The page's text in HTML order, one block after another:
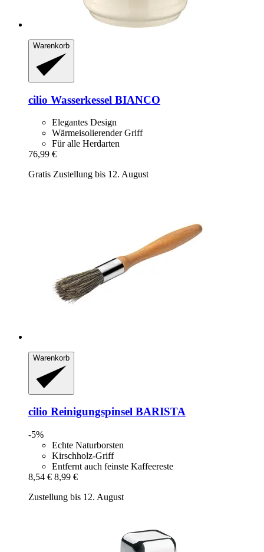
Warenkorb
cilio Wasserkessel BIANCO
Elegantes Design
Wärmeisolierender Griff
Für alle Herdarten
76,99 €
Gratis Zustellung bis 12. August
Warenkorb
cilio Reinigungspinsel BARISTA
-5%
Echte Naturborsten
Kirschholz-Griff
Entfernt auch feinste Kaffeereste
8,54 € 8,99 €
Zustellung bis 12. August